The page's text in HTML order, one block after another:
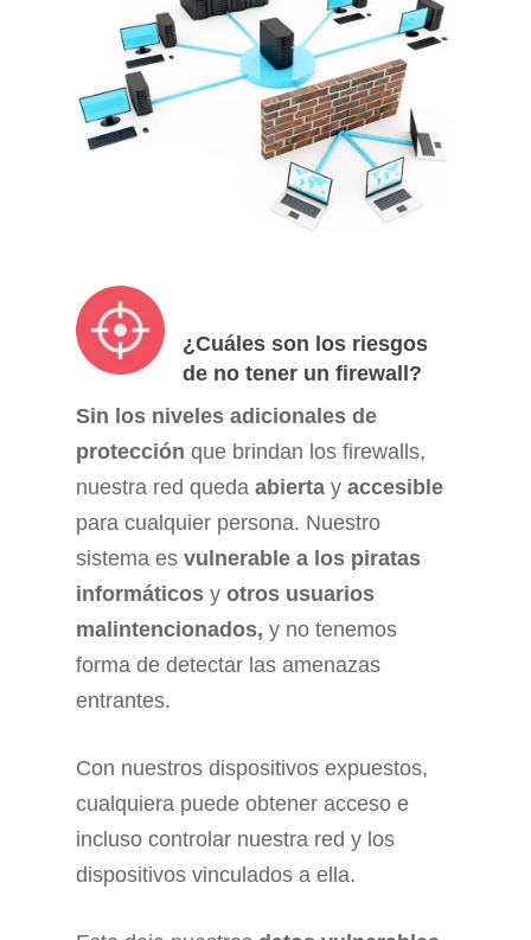
¿Cuáles son los riesgos
de no tener un firewall?
Sin los niveles adicionales de
protección que brindan los firewalls,
nuestra red queda abierta y accesible
para cualquier persona. Nuestro
sistema es vulnerable a los piratas
informáticos y otros usuarios
malintencionados, y no tenemos
forma de detectar las amenazas
entrantes.
Con nuestros dispositivos expuestos,
cualquiera puede obtener acceso e
incluso controlar nuestra red y los
dispositivos vinculados a ella.